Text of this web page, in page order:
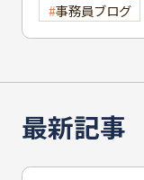
最新記事
事務員ブログ